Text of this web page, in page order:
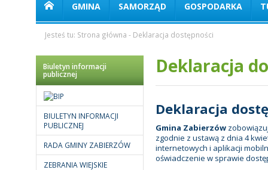
GMINA SAMORZĄD GOSPODARKA
Jesteś tu: Strona główna - Deklaracja dostępności
Biuletyn informacji
publicznej
BIULETYN INFORMACJI
PUBLICZNEJ
RADA GMINY ZABIERZÓW
ZEBRANIA WIEJSKIE
Deklaracja
Deklaracja
Gmina Zabierzów
zgodnie z ustawą z dnia 4
internetowych i aplikacji
oświadczenie w sprawie